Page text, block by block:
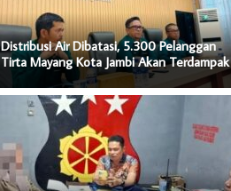
Distribusi Air Dibatasi, 5.300 Pelanggan
Tirta Mayang Kota Jambi Akan Terdampak